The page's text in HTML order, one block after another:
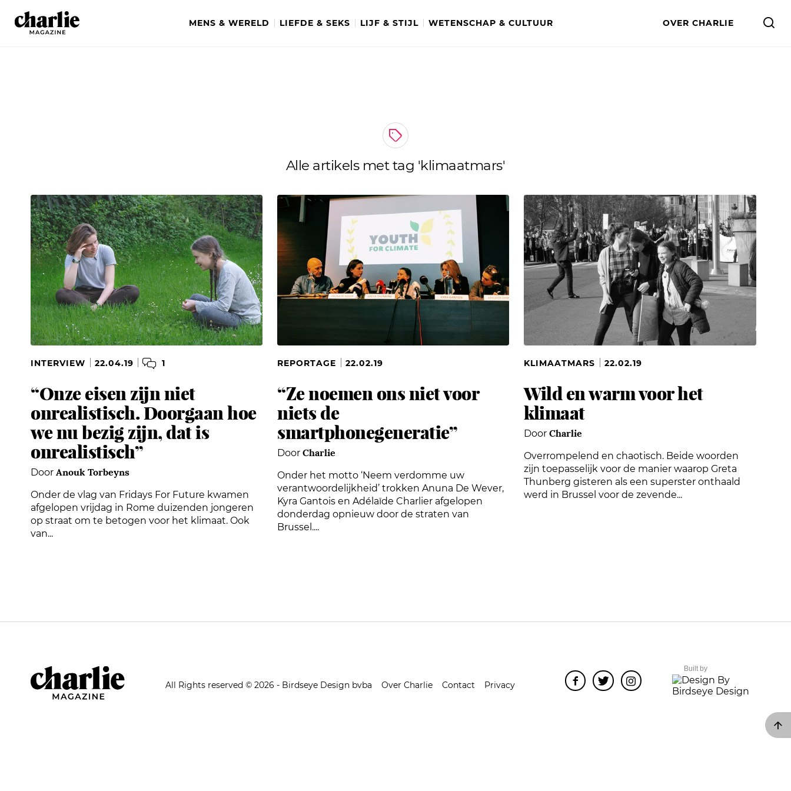
MENS & WERELD LIEFDE & SEKS LIJF & STIJL WETENSCHAP & CULTUUR OVER CHARLIE
Alle artikels met tag 'klimaatmars'
INTERVIEW 22.04.19 1
“Onze eisen zijn niet
onrealistisch. Doorgaan hoe
we nu bezig zijn, dat is
onrealistisch”
Door Anouk Torbeyns
Onder de vlag van Fridays For Future kwamen
afgelopen vrijdag in Rome duizenden jongeren
op straat om te betogen voor het klimaat. Ook
van...
REPORTAGE 22.02.19
“Ze noemen ons niet voor
niets de
smartphonegeneratie”
Door Charlie
Onder het motto ‘Neem verdomme uw
verantwoordelijkheid’ trokken Anuna De Wever,
Kyra Gantois en Adélaïde Charlier afgelopen
donderdag opnieuw door de straten van
Brussel....
KLIMAATMARS 22.02.19
Wild en warm voor het
klimaat
Door Charlie
Overrompelend en chaotisch. Beide woorden
zijn toepasselijk voor de manier waarop Greta
Thunberg gisteren als een superster onthaald
werd in Brussel voor de zevende...
All Rights reserved © 2026 - Birdseye Design bvba Over Charlie Contact Privacy
Built by